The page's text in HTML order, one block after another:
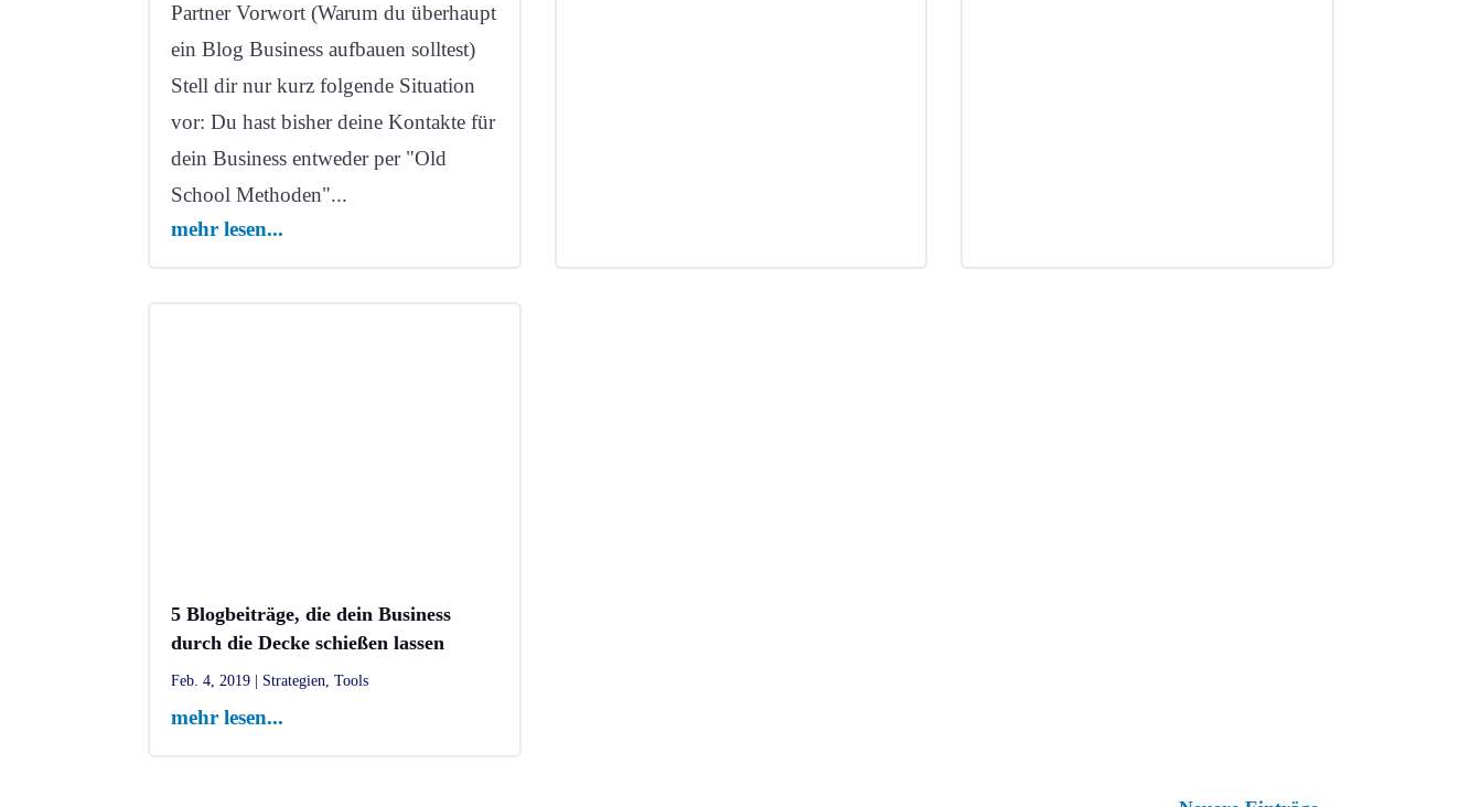
Partner Vorwort (Warum du überhaupt
ein Blog Business aufbauen solltest)
Stell dir nur kurz folgende Situation
vor: Du hast bisher deine Kontakte für
dein Business entweder per "Old
School Methoden"...
mehr lesen...
5 Blogbeiträge, die dein Business
durch die Decke schießen lassen
Feb. 4, 2019 Strategien,Tools
mehr lesen...